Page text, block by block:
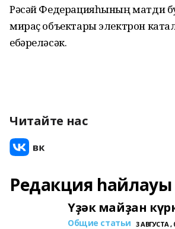
Рәсәй Федерацияһының матди
мираҫ объектары электрон
ебәреләсәк.
Читайте нас
Редакция һайлауы
Үҙәк майҙан
Общие статьи 3 АВГУСТА ,